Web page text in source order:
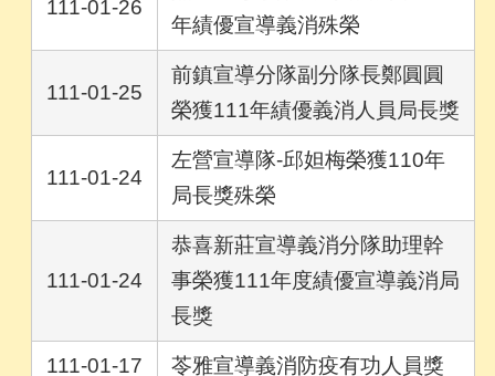
111-01-26
年績優宣導義消殊榮
111-01-25
前鎮宣導分隊副分隊長鄭圓圓
榮獲111年績優義消人員局長獎
111-01-24
左營宣導隊-邱妲梅榮獲110年
局長獎殊榮
111-01-24
恭喜新莊宣導義消分隊助理幹
事榮獲111年度績優宣導義消局
長獎
111-01-17 苓雅宣導義消防疫有功人員獎